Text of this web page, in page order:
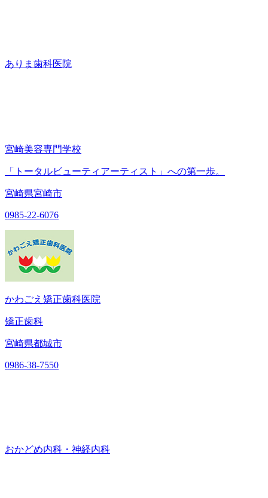
ありま歯科医院
宮崎美容専門学校
「トータルビューティアーティスト」への第一歩。
宮崎県宮崎市
0985-22-6076
かわごえ矯正歯科医院
矯正歯科
宮崎県都城市
0986-38-7550
おかどめ内科・神経内科